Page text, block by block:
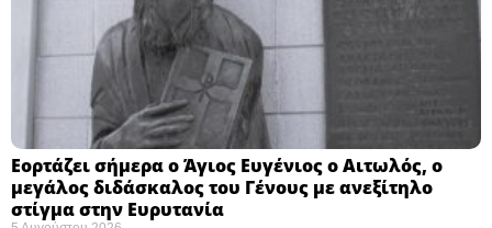
Εορτάζει σήμερα ο Άγιος Ευγένιος ο Αιτωλός, ο
μεγάλος διδάσκαλος του Γένους με ανεξίτηλο
στίγμα στην Ευρυτανία